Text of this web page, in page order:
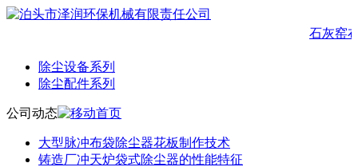
石灰窑
除尘设备系列
除尘配件系列
公司动态
大型脉冲布袋除尘器花板制作技术
铸造厂冲天炉袋式除尘器的性能特征